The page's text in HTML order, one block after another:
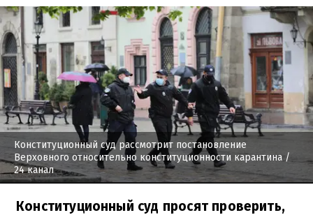
Конституционный суд рассмотрит постановление
Верховного относительно конституционности карантина /
24 канал
Конституционный суд просят проверить,